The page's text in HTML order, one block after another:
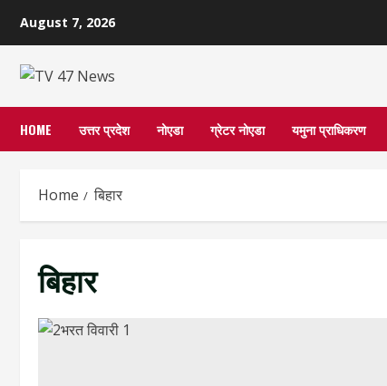
content
August 7, 2026
HOME उत्तर प्रदेश नोएडा ग्रेटर नोएडा यमुना प्राधिकरण
Home बिहार
बिहार